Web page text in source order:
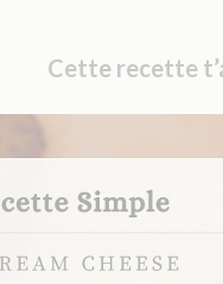
Cette recette